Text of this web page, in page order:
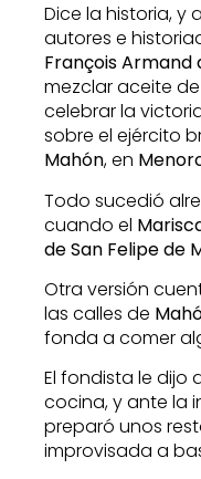
Dice la historia, y
autores e
François Armand
mezclar aceite
celebrar la
sobre el ejército
Mahón, en
Todo sucedió
cuando el
de San Felipe de
Otra versión
las calles de
fonda a comer
El fondista le dijo
cocina, y ante la
preparó unos
improvisada a